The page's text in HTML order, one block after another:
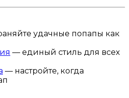
удачные попапы как
— единый стиль для всех
— настройте, когда